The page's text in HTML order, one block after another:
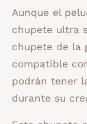
Aunque el
chupete ultra
chupete de la
compatible
podrán tener
durante su